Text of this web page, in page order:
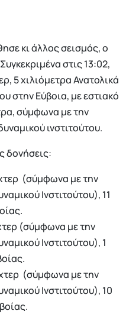
κι άλλος σεισμός, ο
στις 13:02,
5 χιλιόμετρα Ανατολικά
στην Εύβοια, με εστιακό
σύμφωνα με την
ινστιτούτου.
δονήσεις:
(σύμφωνα με την
Ινστιτούτου), 11
(σύμφωνα με την
Ινστιτούτου), 1
(σύμφωνα με την
Ινστιτούτου), 10